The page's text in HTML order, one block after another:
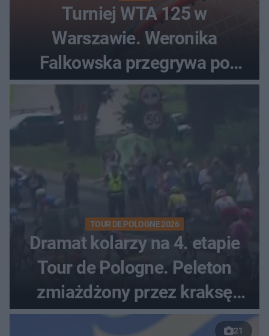
Turniej WTA 125 w
Warszawie. Weronika
Falkowska przegrywa po
zaciętym boju
TOUR DE POLOGNE 2026
Dramat kolarzy na 4. etapie
Tour de Pologne. Peleton
zmiażdżony przez kraksę
przed Karpaczem
21